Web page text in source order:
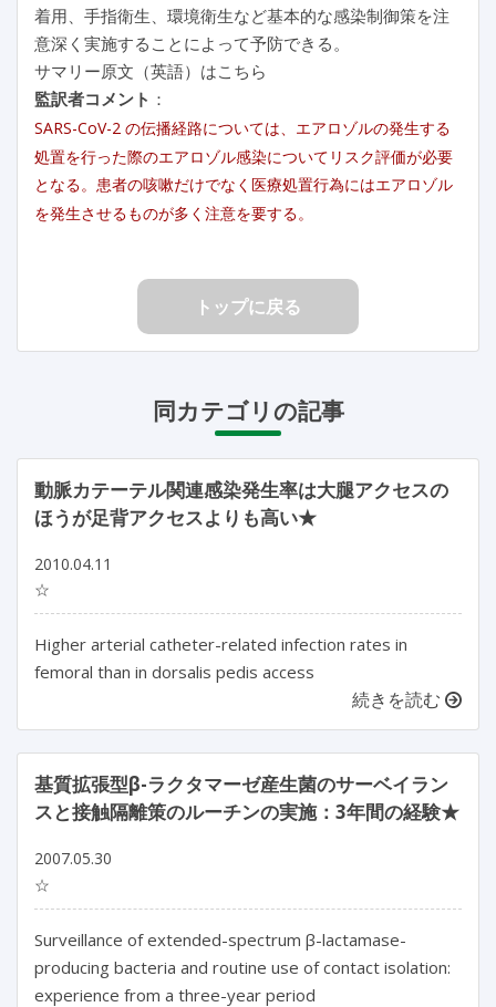
着用、手指衛生、環境衛生など基本的な感染制御策を注
意深く実施することによって予防できる。
サマリー原文（英語）はこちら
監訳者コメント ：
SARS-CoV-2 の伝播経路については、エアロゾルの発生する
処置を行った際のエアロゾル感染についてリスク評価が必要
となる。患者の咳嗽だけでなく医療処置行為にはエアロゾル
を発生させるものが多く注意を要する。
トップに戻る
同カテゴリの記事
動脈カテーテル関連感染発生率は大腿アクセスの
ほうが足背アクセスよりも高い★
2010.04.11
☆
Higher arterial catheter-related infection rates in
femoral than in dorsalis pedis access
続きを読む
基質拡張型β-ラクタマーゼ産生菌のサーベイラン
スと接触隔離策のルーチンの実施：3年間の経験★
2007.05.30
☆
Surveillance of extended-spectrum β-lactamase-
producing bacteria and routine use of contact isolation:
experience from a three-year period